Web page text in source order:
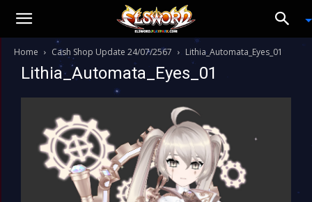
Home Cash Shop Update 24/07/2567 Lithia_Automata_Eyes_01
Lithia_Automata_Eyes_01